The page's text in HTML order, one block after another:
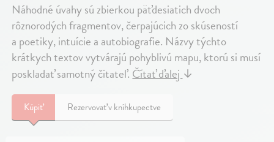
Náhodné úvahy sú zbierkou päťdesiatich dvoch
rôznorodých fragmentov, čerpajúcich zo skúseností
a poetiky, intuície a autobiografie. Názvy týchto
krátkych textov vytvárajú pohyblivú mapu, ktorú si musí
poskladať samotný čitateľ.Čítať ďalej↓
Kúpiť Rezervovať v kníhkupectve